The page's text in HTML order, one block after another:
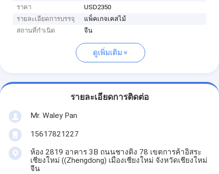
ราคา
USD2350
รายละเอียดการบรรจุ
แพ็คเกจเคสไม้
สถานที่กำเนิด
จีน
ดูเพิ่มเติม
รายละเอียดการติดต่อ
Mr. Waley Pan
15617821227
ห้อง 2819 อาคาร 3B ถนนชางดิง 78 เขตการค้าอิสระ
เชียงใหม่ ((Zhengdong) เมืองเชียงใหม่ จังหวัดเชียงใหม่
จีน